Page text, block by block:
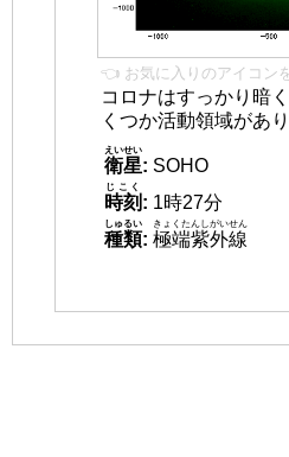
👈 お気に入りのアイコン
コロナはすっかり暗
くつか活動領域があり
衛星
えいせい
: SOHO
時刻
じこく
: 1時27分
種類
しゅるい
: 極端紫外線
きょくたんしがいせん